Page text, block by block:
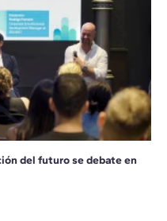
del futuro se debate en